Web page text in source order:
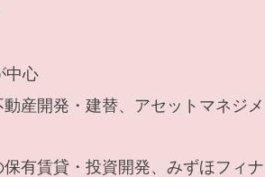
中心
産開発・建替、アセットマネジ
有賃貸・投資開発、みずほフィ